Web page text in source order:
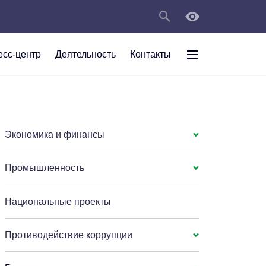
центр Деятельность Контакты
Экономика и финансы
Промышленность
Национальные проекты
Противодействие коррупции